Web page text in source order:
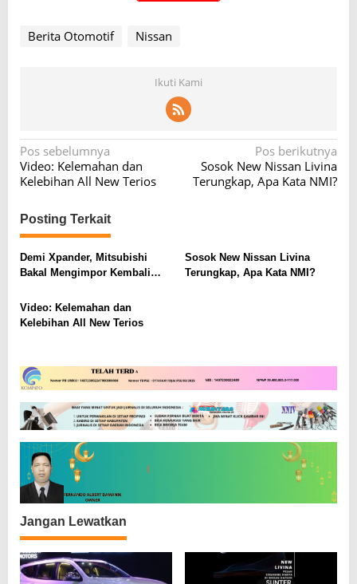
Berita Otomotif Nissan
Ikuti Kami
N
a
i
g
a
i
p
s
Pos sebelumnya
Video: Kelemahan dan
Kelebihan All New Terios
Pos berikutnya
Sosok New Nissan Livina
Terungkap, Apa Kata NMI?
Posting Terkait
Demi Xpander, Mitsubishi
Bakal Mengimpor Kembali
Sosok New Nissan Livina
Terungkap, Apa Kata NMI?
Video: Kelemahan dan
Kelebihan All New Terios
Jangan Lewatkan